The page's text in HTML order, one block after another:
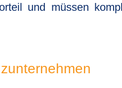
und müssen